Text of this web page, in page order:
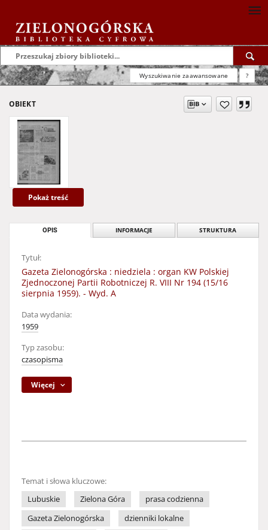
Wyszukiwanie zaawansowane ?
OBIEKT
Pokaż treść
OPIS INFORMACJE STRUKTURA
Tytuł:
Gazeta Zielonogórska : niedziela : organ KW Polskiej
Zjednoczonej Partii Robotniczej R. VIII Nr 194 (15/16
sierpnia 1959). - Wyd. A
Data wydania:
1959
Typ zasobu:
czasopisma
Więcej
Temat i słowa kluczowe:
Lubuskie
Zielona Góra
prasa codzienna
Gazeta Zielonogórska
dzienniki lokalne